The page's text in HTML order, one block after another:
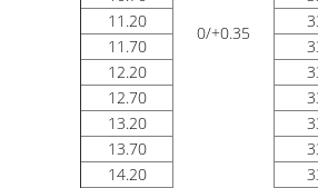
0/+0.35
11.20
11.70
12.20
12.70
13.20
13.70
14.20